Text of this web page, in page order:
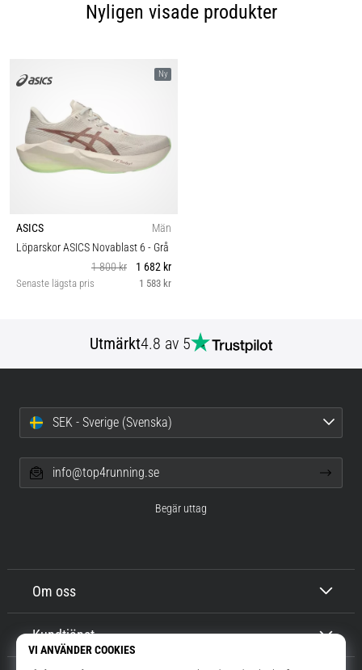
Nyligen visade produkter
Ny
ASICS
Män
Löparskor ASICS Novablast 6 - Grå
1 800 kr
1 682 kr
Senaste lägsta pris 1 583 kr
Utmärkt4.8 av 5
Om oss
Kundtjänst
SEK - Sverige (Svenska)
info@top4running.se
Begär uttag